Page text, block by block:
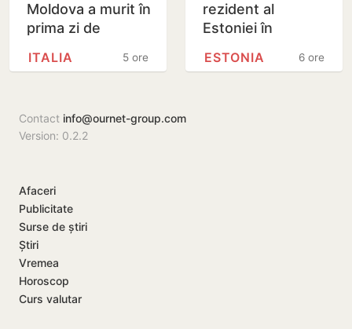
Moldova a murit în
prima zi de
ambulanța ar fi5 ore
ITALIA
rezident al
Estoniei în
Moldova și-a
6 ore
ESTONIA
Contact info@ournet-group.com
Version: 0.2.2
Afaceri
Publicitate
Surse de știri
Știri
Vremea
Horoscop
Curs valutar